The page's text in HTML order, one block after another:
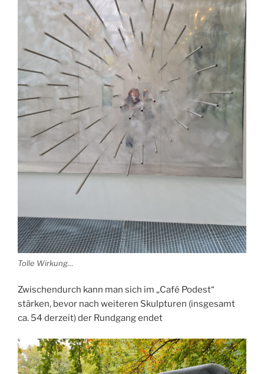
Tolle Wirkung…
Zwischendurch kann man sich im „Café Podest“
stärken, bevor nach weiteren Skulpturen (insgesamt
ca. 54 derzeit) der Rundgang endet